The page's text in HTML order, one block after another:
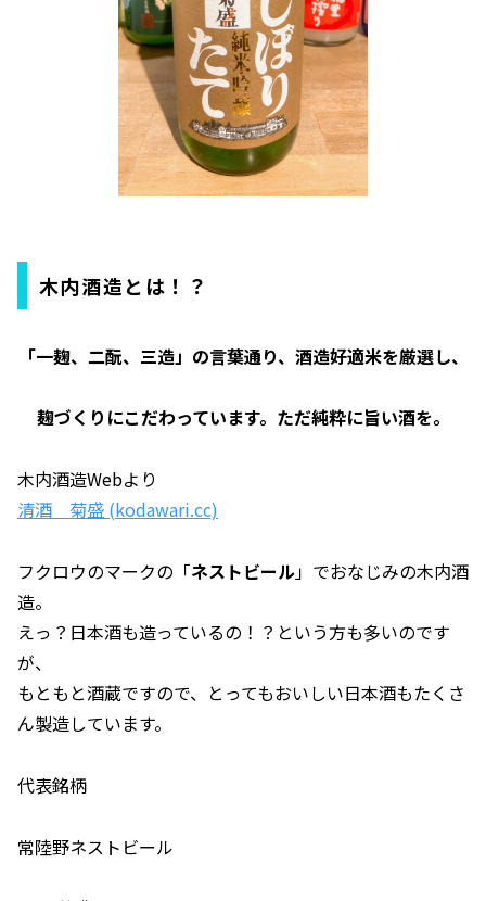
木内酒造とは！？
「一麹、二酛、三造」の言葉通り、酒造好適米を厳選し、
麹づくりにこだわっています。ただ純粋に旨い酒を。
木内酒造Webより
清酒 菊盛 (kodawari.cc)
フクロウのマークの「ネストビール」でおなじみの木内酒
造。
えっ？日本酒も造っているの！？という方も多いのです
が、
もともと酒蔵ですので、とってもおいしい日本酒もたくさ
ん製造しています。
代表銘柄
常陸野ネストビール